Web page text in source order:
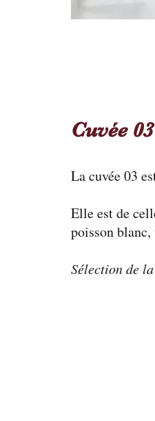
Cuvée
La cuvée 03
Elle est de
poisson
Sélection de